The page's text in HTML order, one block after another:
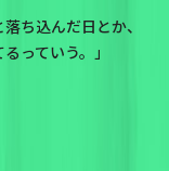
ち込んだ日とか、
っていう。」